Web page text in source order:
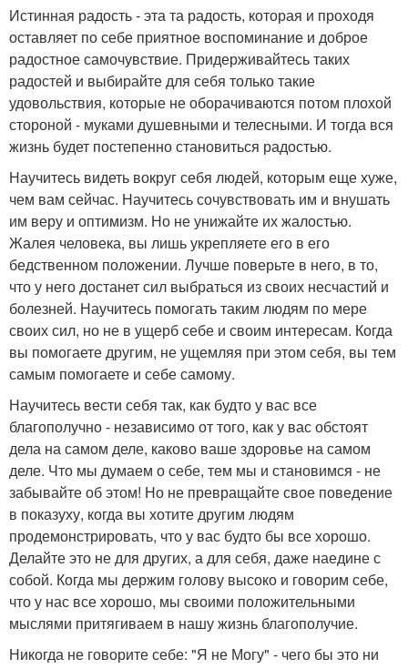
Истинная радость - эта та радость, которая и проходя
оставляет по себе приятное воспоминание и доброе
радостное самочувствие. Придерживайтесь таких
радостей и выбирайте для себя только такие
удовольствия, которые не оборачиваются потом плохой
стороной - муками душевными и телесными. И тогда вся
жизнь будет постепенно становиться радостью.
Научитесь видеть вокруг себя людей, которым еще хуже,
чем вам сейчас. Научитесь сочувствовать им и внушать
им веру и оптимизм. Но не унижайте их жалостью.
Жалея человека, вы лишь укрепляете его в его
бедственном положении. Лучше поверьте в него, в то,
что у него достанет сил выбраться из своих несчастий и
болезней. Научитесь помогать таким людям по мере
своих сил, но не в ущерб себе и своим интересам. Когда
вы помогаете другим, не ущемляя при этом себя, вы тем
самым помогаете и себе самому.
Научитесь вести себя так, как будто у вас все
благополучно - независимо от того, как у вас обстоят
дела на самом деле, каково ваше здоровье на самом
деле. Что мы думаем о себе, тем мы и становимся - не
забывайте об этом! Но не превращайте свое поведение
в показуху, когда вы хотите другим людям
продемонстрировать, что у вас будто бы все хорошо.
Делайте это не для других, а для себя, даже наедине с
собой. Когда мы держим голову высоко и говорим себе,
что у нас все хорошо, мы своими положительными
мыслями притягиваем в нашу жизнь благополучие.
Никогда не говорите себе: "Я не Могу" - чего бы это ни